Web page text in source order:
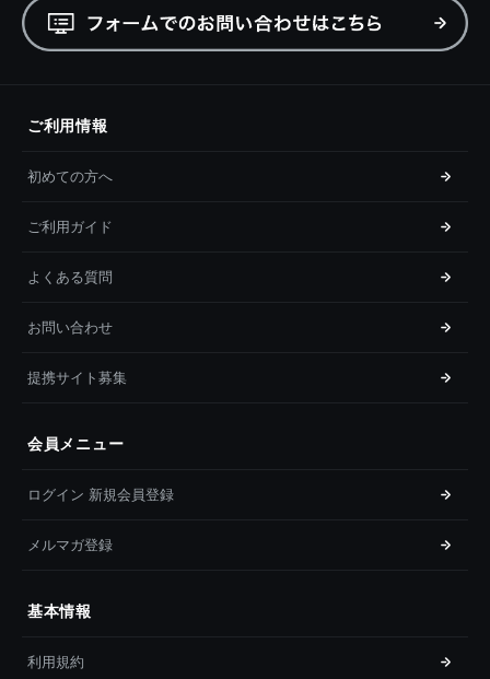
ご利用情報
初めての方へ
ご利用ガイド
よくある質問
お問い合わせ
提携サイト募集
会員メニュー
ログイン 新規会員登録
メルマガ登録
基本情報
利用規約